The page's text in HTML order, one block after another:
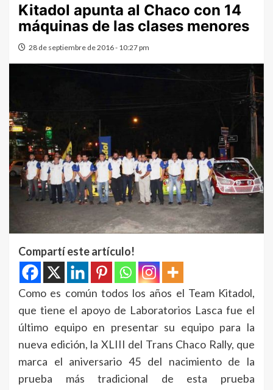
Kitadol apunta al Chaco con 14
máquinas de las clases menores
28 de septiembre de 2016 - 10:27 pm
Compartí este artículo!
Como es común todos los años el Team Kitadol,
que tiene el apoyo de Laboratorios Lasca fue el
último equipo en presentar su equipo para la
nueva edición, la XLIII del Trans Chaco Rally, que
marca el aniversario 45 del nacimiento de la
prueba más tradicional de esta prueba